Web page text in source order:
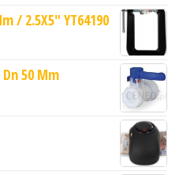
/ 2.5X5" YT64190
50 Mm